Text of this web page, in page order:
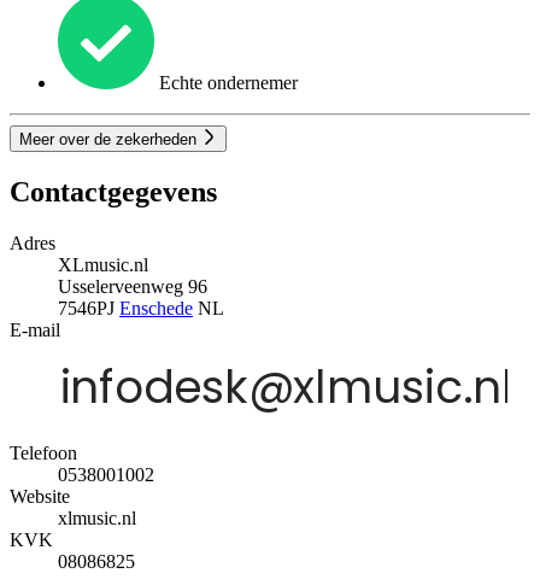
Echte ondernemer
Meer over de zekerheden
Contactgegevens
Adres
XLmusic.nl
Usselerveenweg 96
7546PJ Enschede NL
E-mail
Telefoon
0538001002
Website
xlmusic.nl
KVK
08086825